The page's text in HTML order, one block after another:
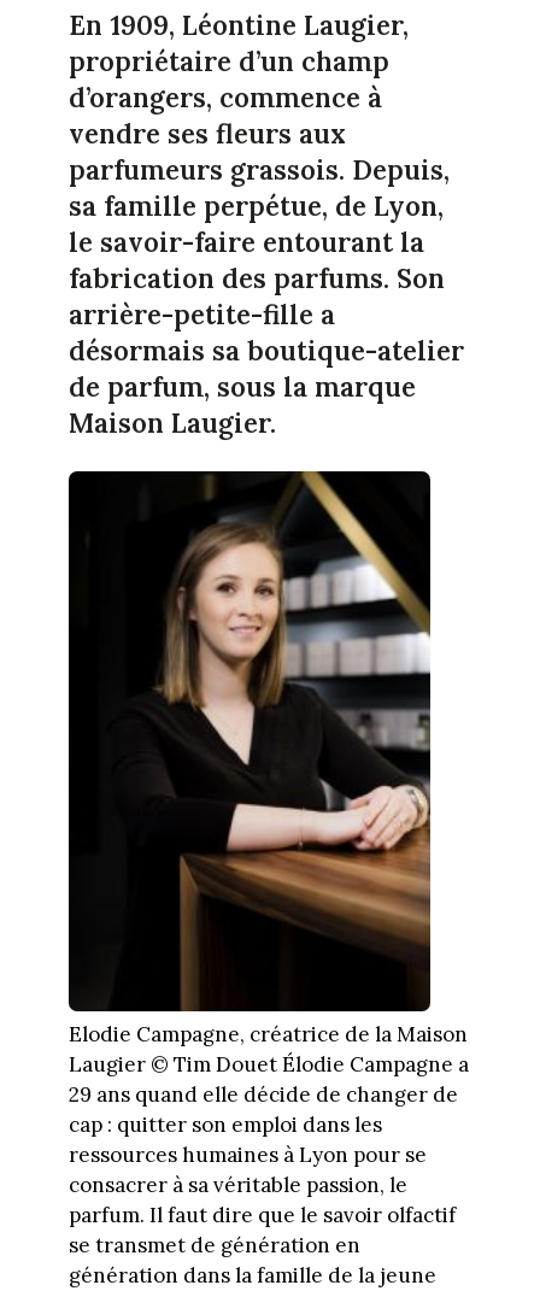
En 1909, Léontine Laugier,
propriétaire d’un champ
d’orangers, commence à
vendre ses fleurs aux
parfumeurs grassois. Depuis,
sa famille perpétue, de Lyon,
le savoir-faire entourant la
fabrication des parfums. Son
arrière-petite-fille a
désormais sa boutique-atelier
de parfum, sous la marque
Maison Laugier.
Elodie Campagne, créatrice de la Maison
Laugier © Tim Douet Élodie Campagne a
29 ans quand elle décide de changer de
cap : quitter son emploi dans les
ressources humaines à Lyon pour se
consacrer à sa véritable passion, le
parfum. Il faut dire que le savoir olfactif
se transmet de génération en
génération dans la famille de la jeune